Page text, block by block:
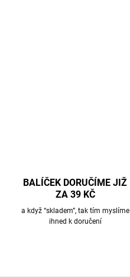
BALÍČEK DORUČÍME JIŽ
ZA 39 KČ
a když “skladem”, tak tím myslíme
ihned k doručení